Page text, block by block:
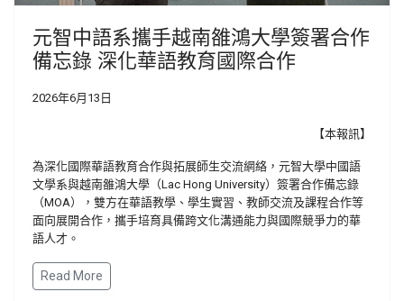
元智中語系攜手越南雒鴻大學簽署合作
備忘錄 深化華語教育國際合作
2026年6月13日
【本報訊】
為深化國際華語教育合作與拓展師生交流網絡，元智大學中國語
文學系與越南雒鴻大學（Lac Hong University）簽署合作備忘錄
（MOA），雙方在華語教學、學生實習、教師交流及課程合作等
面向展開合作，攜手培育具備跨文化溝通能力與國際競爭力的華
語人才。
Read More